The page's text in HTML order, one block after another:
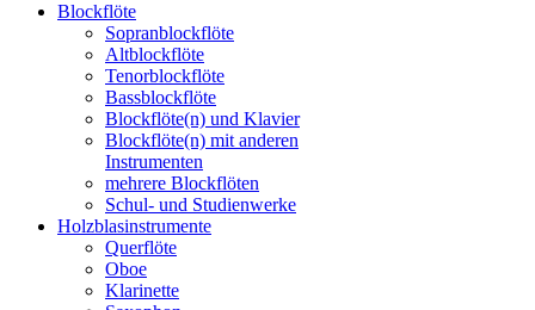
Blockflöte
Sopranblockflöte
Altblockflöte
Tenorblockflöte
Bassblockflöte
Blockflöte(n) und Klavier
Blockflöte(n) mit anderen
Instrumenten
mehrere Blockflöten
Schul- und Studienwerke
Holzblasinstrumente
Querflöte
Oboe
Klarinette